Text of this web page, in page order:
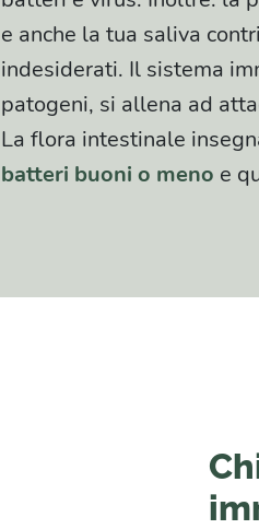
e anche la tua saliva
indesiderati. Il sistema
patogeni, si allena ad
La flora intestinale
batteri buoni o meno e